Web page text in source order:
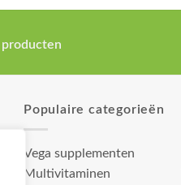
producten
Populaire categorieën
Vega supplementen
Multivitaminen